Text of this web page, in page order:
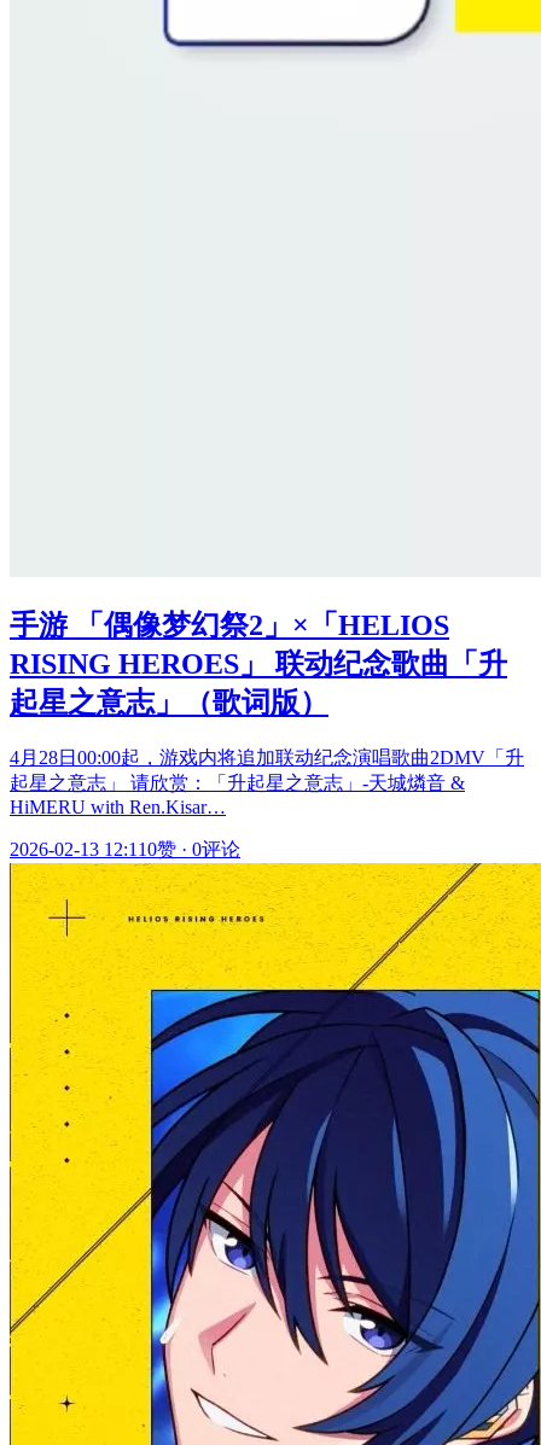
手游 「偶像梦幻祭2」×「HELIOS
RISING HEROES」 联动纪念歌曲「升
起星之意志」（歌词版）
4月28日00:00起，游戏内将追加联动纪念演唱歌曲2DMV「升
起星之意志」 请欣赏：「升起星之意志」-天城燐音 &
HiMERU with Ren.Kisar…
2026-02-13 12:110赞 · 0评论